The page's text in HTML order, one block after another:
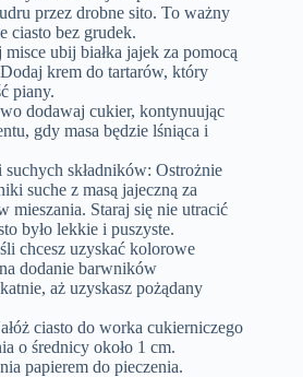
przez drobne sito. To ważny
ciasto bez grudek.
ubij białka jajek za pomocą
krem do tartarów, który
piany.
dodawaj cukier, kontynuując
gdy masa będzie lśniąca i
suchych składników: Ostrożnie
suche z masą jajeczną za
mieszania. Staraj się nie utracić
było lekkie i puszyste.
chcesz uzyskać kolorowe
dodanie barwników
aż uzyskasz pożądany
ciasto do worka cukierniczego
o średnicy około 1 cm.
papierem do pieczenia.